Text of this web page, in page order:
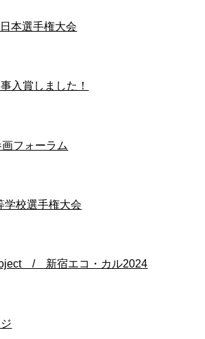
本選手権大会
入賞しました！
フォーラム
学校選手権大会
/ 新宿エコ・カル2024